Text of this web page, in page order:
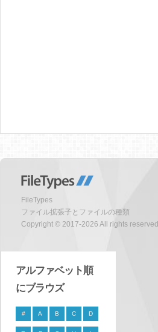
FileTypes
ファイル拡張子とファイルの種類
Copyright © 2017-2026 All rights reserved
アルファベット順
にブラウズ
# A B C D